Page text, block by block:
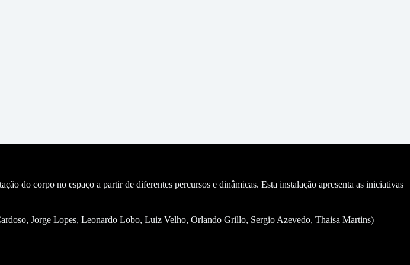
do corpo no espaço a partir de diferentes percursos e dinâmicas. Esta instalação apresenta as iniciativas
Jorge Lopes, Leonardo Lobo, Luiz Velho, Orlando Grillo, Sergio Azevedo, Thaisa Martins)